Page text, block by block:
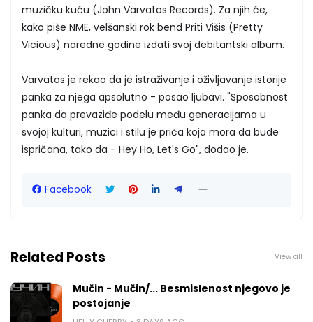
muzičku kuću (John Varvatos Records). Za njih će,
kako piše NME, velšanski rok bend Priti Višis (Pretty
Vicious) naredne godine izdati svoj debitantski album.
Varvatos je rekao da je istraživanje i oživljavanje istorije
panka za njega apsolutno - posao ljubavi. "Sposobnost
panka da prevaziđe podelu među generacijama u
svojoj kulturi, muzici i stilu je priča koja mora da bude
ispričana, tako da - Hey Ho, Let's Go", dodao je.
Facebook
Related Posts View all
Mučin - Mučin/... Besmislenost njegovo je
postojanje